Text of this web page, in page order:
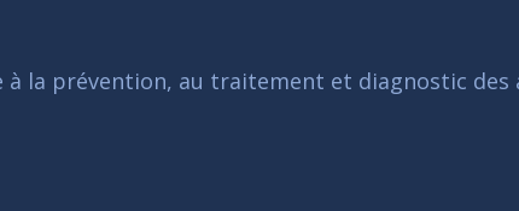
à la prévention, au traitement et diagnostic